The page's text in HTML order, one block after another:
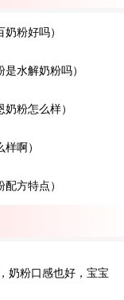
粉好吗）
水解奶粉吗）
粉怎么样）
啊）
方特点）
奶粉口感也好，宝宝